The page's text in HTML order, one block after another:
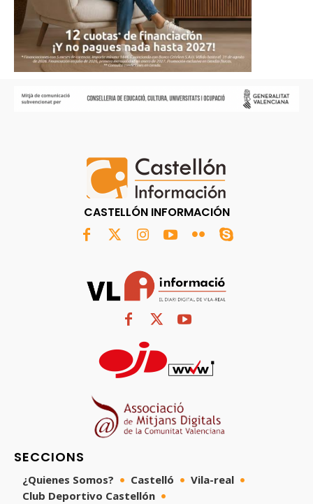
CASTELLÓN INFORMACIÓN
SECCIONS
¿Quienes Somos? Castelló
Vila-real
Club Deportivo Castellón